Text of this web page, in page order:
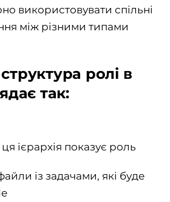
використовувати спільні
між різними типами
ролі в
так:
показує роль
із задачами, які буде